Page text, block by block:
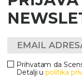
Prihvatam da
Detalji upolitika